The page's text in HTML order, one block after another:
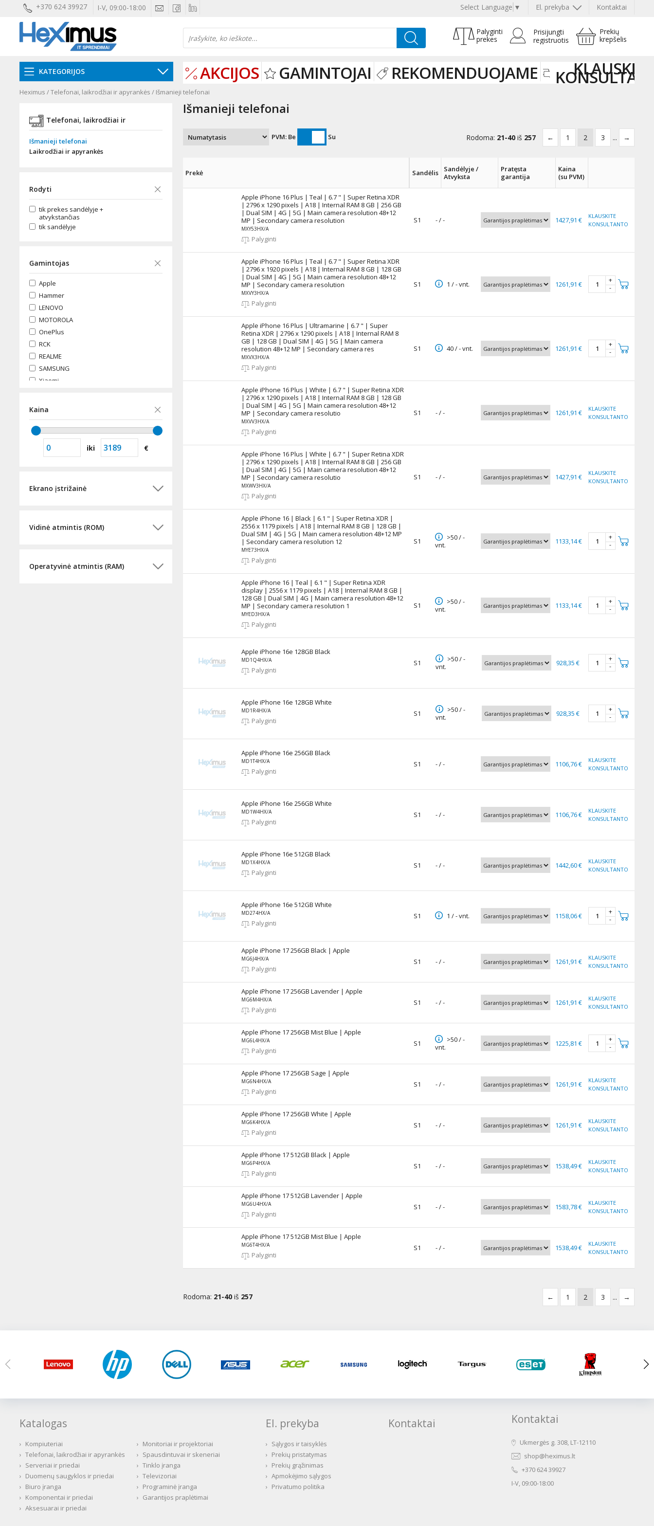
+370 624 39927 I-V, 09:00-18:00 Kontaktai
El. prekyba
Select Language ▼
Prekių
krepšelis
Prisijungti
registruotis
Palyginti
prekes
KATEGORIJOS AKCIJOS GAMINTOJAI REKOMENDUOJAME KLAUSKITE
Heximus /Telefonai, laikrodžiai ir apyrankės / Išmanieji telefonai
Telefonai, laikrodžiai ir
apyrankės
Išmanieji telefonai
Laikrodžiai ir apyrankės
Rodyti
tik prekes sandėlyje +
atvykstančias
tik sandėlyje
Gamintojas
Apple
Hammer
LENOVO
MOTOROLA
OnePlus
RCK
REALME
SAMSUNG
Xiaomi
Kaina
iki €
Ekrano įstrižainė
Vidinė atmintis (ROM)
Operatyvinė atmintis (RAM)
Išmanieji telefonai
PVM: Be Su Rodoma: 21-40 iš 257 ← 1 2 3 ... →
Prekė Sandėlis
Sandėlyje /
Atvyksta
Pratęsta
garantija
Kaina
(su PVM)
Apple iPhone 16 Plus | Teal | 6.7 " | Super Retina XDR
| 2796 x 1290 pixels | A18 | Internal RAM 8 GB | 256 GB
| Dual SIM | 4G | 5G | Main camera resolution 48+12
MP | Secondary camera resolution
MXY53HX/A
Palyginti
S1 - / - 1427,91 €
KLAUSKITE
KONSULTANTO
Apple iPhone 16 Plus | Teal | 6.7 " | Super Retina XDR
| 2796 x 1920 pixels | A18 | Internal RAM 8 GB | 128 GB
| Dual SIM | 4G | 5G | Main camera resolution 48+12
MP | Secondary camera resolution
MXVY3HX/A
Palyginti
S1 1 / - vnt. 1261,91 €
+
-
Apple iPhone 16 Plus | Ultramarine | 6.7 " | Super
Retina XDR | 2796 x 1290 pixels | A18 | Internal RAM 8
GB | 128 GB | Dual SIM | 4G | 5G | Main camera
resolution 48+12 MP | Secondary camera res
MXVX3HX/A
Palyginti
S1 40 / - vnt. 1261,91 €
+
-
Apple iPhone 16 Plus | White | 6.7 " | Super Retina XDR
| 2796 x 1290 pixels | A18 | Internal RAM 8 GB | 128 GB
| Dual SIM | 4G | 5G | Main camera resolution 48+12
MP | Secondary camera resolutio
MXVV3HX/A
Palyginti
S1 - / - 1261,91 €
KLAUSKITE
KONSULTANTO
Apple iPhone 16 Plus | White | 6.7 " | Super Retina XDR
| 2796 x 1290 pixels | A18 | Internal RAM 8 GB | 256 GB
| Dual SIM | 4G | 5G | Main camera resolution 48+12
MP | Secondary camera resolutio
MXWV3HX/A
Palyginti
S1 - / - 1427,91 €
KLAUSKITE
KONSULTANTO
Apple iPhone 16 | Black | 6.1 " | Super Retina XDR |
2556 x 1179 pixels | A18 | Internal RAM 8 GB | 128 GB |
Dual SIM | 4G | 5G | Main camera resolution 48+12 MP
| Secondary camera resolution 12
MYE73HX/A
Palyginti
S1
>50 / -
vnt.
1133,14 €
+
-
Apple iPhone 16 | Teal | 6.1 " | Super Retina XDR
display | 2556 x 1179 pixels | A18 | Internal RAM 8 GB |
128 GB | Dual SIM | 4G | Main camera resolution 48+12
MP | Secondary camera resolution 1
MYED3HX/A
Palyginti
S1
>50 / -
vnt.
1133,14 €
+
-
Apple iPhone 16e 128GB Black
MD1Q4HX/A
Palyginti
S1
>50 / -
vnt.
928,35 €
+
-
Apple iPhone 16e 128GB White
MD1R4HX/A
Palyginti
S1
>50 / -
vnt.
928,35 €
+
-
Apple iPhone 16e 256GB Black
MD1T4HX/A
Palyginti
S1 - / - 1106,76 €
KLAUSKITE
KONSULTANTO
Apple iPhone 16e 256GB White
MD1W4HX/A
Palyginti
S1 - / - 1106,76 €
KLAUSKITE
KONSULTANTO
Apple iPhone 16e 512GB Black
MD1X4HX/A
Palyginti
S1 - / - 1442,60 €
KLAUSKITE
KONSULTANTO
Apple iPhone 16e 512GB White
MD274HX/A
Palyginti
S1 1 / - vnt. 1158,06 €
+
-
Apple iPhone 17 256GB Black | Apple
MG6J4HX/A
Palyginti
S1 - / - 1261,91 €
KLAUSKITE
KONSULTANTO
Apple iPhone 17 256GB Lavender | Apple
MG6M4HX/A
Palyginti
S1 - / - 1261,91 €
KLAUSKITE
KONSULTANTO
Apple iPhone 17 256GB Mist Blue | Apple
MG6L4HX/A
Palyginti
S1
>50 / -
vnt.
1225,81 €
+
-
Apple iPhone 17 256GB Sage | Apple
MG6N4HX/A
Palyginti
S1 - / - 1261,91 €
KLAUSKITE
KONSULTANTO
Apple iPhone 17 256GB White | Apple
MG6K4HX/A
Palyginti
S1 - / - 1261,91 €
KLAUSKITE
KONSULTANTO
Apple iPhone 17 512GB Black | Apple
MG6P4HX/A
Palyginti
S1 - / - 1538,49 €
KLAUSKITE
KONSULTANTO
Apple iPhone 17 512GB Lavender | Apple
MG6U4HX/A
Palyginti
S1 - / - 1583,78 €
KLAUSKITE
KONSULTANTO
Apple iPhone 17 512GB Mist Blue | Apple
MG6T4HX/A
Palyginti
S1 - / - 1538,49 €
KLAUSKITE
KONSULTANTO
← 1 2 3 ... →
Rodoma: 21-40 iš 257
Katalogas
› Kompiuteriai › Monitoriai ir projektoriai
› Telefonai, laikrodžiai ir apyrankės › Spausdintuvai ir skeneriai
› Serveriai ir priedai › Tinklo įranga
› Duomenų saugyklos ir priedai › Televizoriai
› Biuro įranga › Programinė įranga
› Komponentai ir priedai › Garantijos praplėtimai
› Aksesuarai ir priedai
El. prekyba
› Sąlygos ir taisyklės
› Prekių pristatymas
› Prekių grąžinimas
› Apmokėjimo sąlygos
› Privatumo politika
Kontaktai Kontaktai
Ukmergės g. 308, LT-12110
shop@heximus.lt
+370 624 39927
I-V, 09:00-18:00